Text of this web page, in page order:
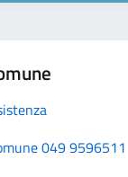
049 9596511